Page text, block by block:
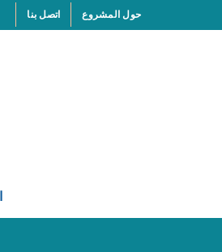
to
حول المشروع اتصل بنا